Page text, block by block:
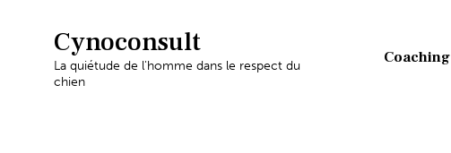
Cynoconsult
La quiétude de l'homme dans le respect du
chien
Coaching